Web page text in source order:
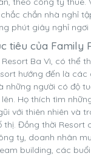
chắn nhà nghỉ
phút giây nghỉ
tiêu của Family
Ba Vì, có thể
hướng đến là
những người có độ
Họ thích tìm
với thiên nhiên và
Đồng thời Resort
ty, doanh nhân
building, các